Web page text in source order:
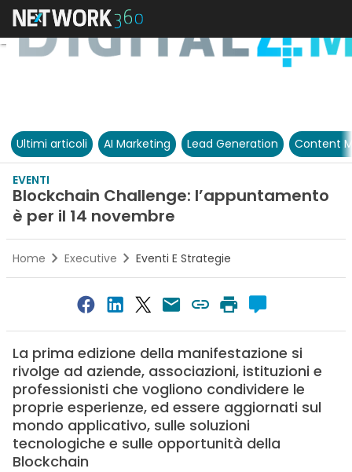
Ultimi articoli AI Marketing Lead Generation Content
EVENTI
Blockchain Challenge: l’appuntamento
è per il 14 novembre
Home Executive Eventi E Strategie
La prima edizione della manifestazione si
rivolge ad aziende, associazioni, istituzioni e
professionisti che vogliono condividere le
proprie esperienze, ed essere aggiornati sul
mondo applicativo, sulle soluzioni
tecnologiche e sulle opportunità della
Blockchain